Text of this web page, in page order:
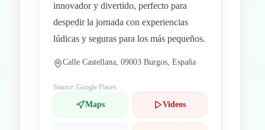
innovador y divertido, perfecto para
despedir la jornada con experiencias
lúdicas y seguras para los más pequeños.
Calle Castellana, 09003 Burgos, España
Source: Google Places
Maps Videos